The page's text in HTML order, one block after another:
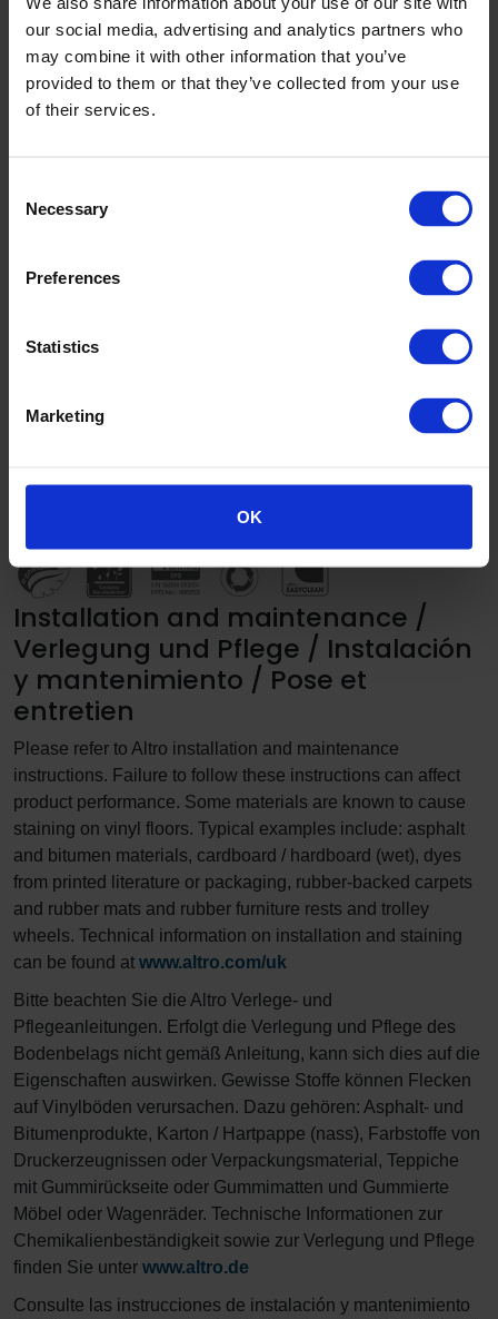
our social media, advertising and analytics partners who
may combine it with other information that you’ve
provided to them or that they’ve collected from your use
of their services.
Selection
Necessary
Preferences
Statistics
Marketing
OK
volatiles dans l‘air intérieur,
une échelle de classe allant
de A+ (très faibles
Sostenibilidad / Développement
Installation and maintenance /
Verlegung und Pflege / Instalación
y mantenimiento / Pose et
entretien
Please refer to Altro installation and maintenance
instructions. Failure to follow these instructions can affect
product performance. Some materials are known to cause
staining on vinyl floors. Typical examples include: asphalt
and bitumen materials, cardboard / hardboard (wet), dyes
from printed literature or packaging, rubber-backed carpets
and rubber mats and rubber furniture rests and trolley
wheels. Technical information on installation and staining
can be found at www.altro.com/uk
Bitte beachten Sie die Altro Verlege- und
Pflegeanleitungen. Erfolgt die Verlegung und Pflege des
Bodenbelags nicht gemäß Anleitung, kann sich dies auf die
Eigenschaften auswirken. Gewisse Stoffe können Flecken
auf Vinylböden verursachen. Dazu gehören: Asphalt- und
Bitumenprodukte, Karton / Hartpappe (nass), Farbstoffe von
Druckerzeugnissen oder Verpackungsmaterial, Teppiche
mit Gummirückseite oder Gummimatten und Gummierte
Möbel oder Wagenräder. Technische Informationen zur
Chemikalienbeständigkeit sowie zur Verlegung und Pflege
finden Sie unter www.altro.de
Consulte las instrucciones de instalación y mantenimiento